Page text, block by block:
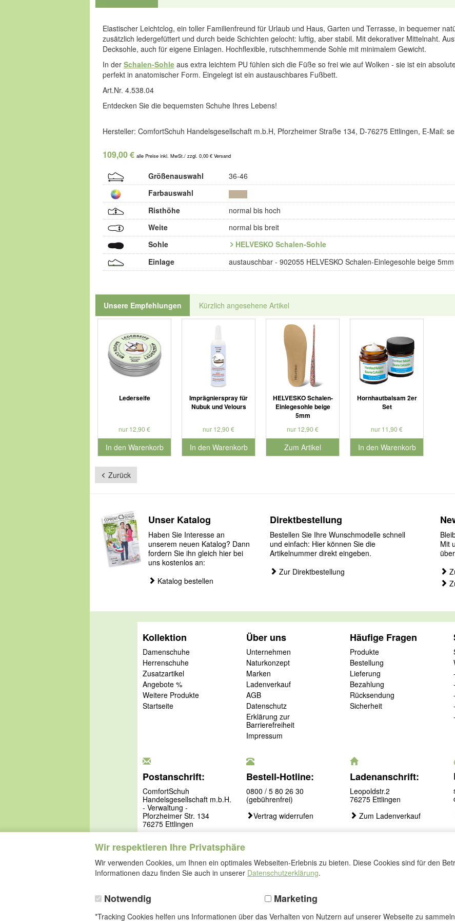
Elastischer Leichtclog, ein toller Familienfreund für Urlaub und Haus, Garten und Terrasse, in bequemer
zusätzlich ledergefüttert und durch beide Schichten gelocht: luftig, aber stabil. Mit dekorativer Mittelnaht.
Decksohle, auch für eigene Einlagen. Hochflexible, rutschhemmende Sohle mit minimalem Gewicht.
In der Schalen-Sohle aus extra leichtem PU fühlen sich die Füße so frei wie auf Wolken - sie ist ein
perfekt in anatomischer Form. Eingelegt ist ein austauschbares Fußbett.
Art.Nr. 4.538.04
Entdecken Sie die bequemsten Schuhe Ihres Lebens!
Hersteller: ComfortSchuh Handelsgesellschaft m.b.H, Pforzheimer Straße 134, D-76275 Ettlingen, E-Mail:
109,00 € alle Preise inkl. MwSt./ zzgl. 0,00 € Versand
Größenauswahl
36-46
Farbauswahl
Risthöhe
normal bis hoch
Weite
normal bis breit
Sohle
HELVESKO Schalen-Sohle
Einlage
austauschbar - 902055 HELVESKO Schalen-Einlegesohle beige 5mm
Unsere Empfehlungen Kürzlich angesehene Artikel
Lederseife
nur 12,90 €
In den Warenkorb
für Produktnummer 901127
Imprägnierspray für
Nubuk und Velours
nur 12,90 €
In den Warenkorb
für Produktnummer 901179
HELVESKO Schalen-
Einlegesohle beige
5mm
nur 12,90 €
Zum Artikel
Hornhautbalsam 2er
Set
nur 11,90 €
In den Warenkorb
für Produktnummer 901730
Zurück
Wir respektieren Ihre Privatsphäre
Wir verwenden Cookies, um Ihnen ein optimales Webseiten-Erlebnis zu bieten. Diese Cookies sind für den
Informationen dazu finden Sie auch in unserer Datenschutzerklärung.
Notwendig Marketing
*Tracking Cookies helfen uns Informationen über das Verhalten von Nutzern auf unserer Webseite zu
Unser Katalog
Haben Sie Interesse an
unserem neuen Katalog? Dann
fordern Sie ihn gleich hier bei
uns kostenlos an:
Katalog bestellen
Direktbestellung
Bestellen Sie Ihre Wunschmodelle schnell
und einfach: Hier können Sie die
Artikelnummer direkt eingeben.
Zur Direktbestellung
Mit
Kollektion
Damenschuhe
Herrenschuhe
Zusatzartikel
Angebote %
Weitere Produkte
Startseite
Über uns
Unternehmen
Naturkonzept
Marken
Ladenverkauf
AGB
Datenschutz
Erklärung zur
Barrierefreiheit
Impressum
Häufige Fragen
Produkte
Bestellung
Lieferung
Bezahlung
Rücksendung
Sicherheit
Postanschrift:
ComfortSchuh
Handelsgesellschaft m.b.H.
- Verwaltung -
Pforzheimer Str. 134
76275 Ettlingen
Bestell-Hotline:
0800 / 5 80 26 30
(gebührenfrei)
Vertrag widerrufen
Ladenanschrift:
Leopoldstr.2
76275 Ettlingen
Zum Ladenverkauf